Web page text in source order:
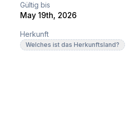
Gültig bis
May 19th, 2026
Herkunft
Welches ist das Herkunftsland?